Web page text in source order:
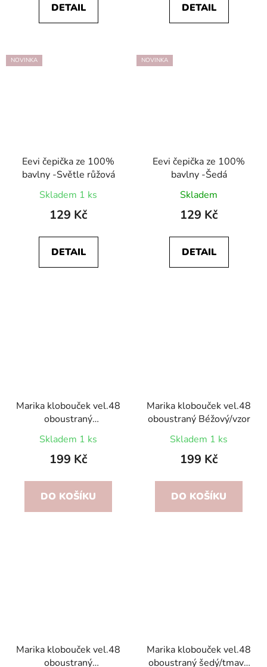
DETAIL DETAIL
NOVINKA
Eevi čepička ze 100%
bavlny -Světle růžová
Skladem 1 ks
129 Kč
DETAIL
NOVINKA
Eevi čepička ze 100%
bavlny -Šedá
Skladem
129 Kč
DETAIL
Marika klobouček vel.48
oboustraný
Béžový/Grafit
Skladem 1 ks
199 Kč
DO KOŠÍKU
Marika klobouček vel.48
oboustraný Béžový/vzor
Skladem 1 ks
199 Kč
DO KOŠÍKU
Marika klobouček vel.48
oboustraný
Marika klobouček vel.48
oboustraný šedý/tmavě